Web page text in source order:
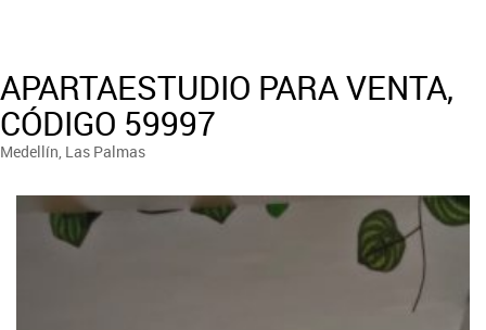
APARTAESTUDIO PARA VENTA,
CÓDIGO 59997
Medellín, Las Palmas